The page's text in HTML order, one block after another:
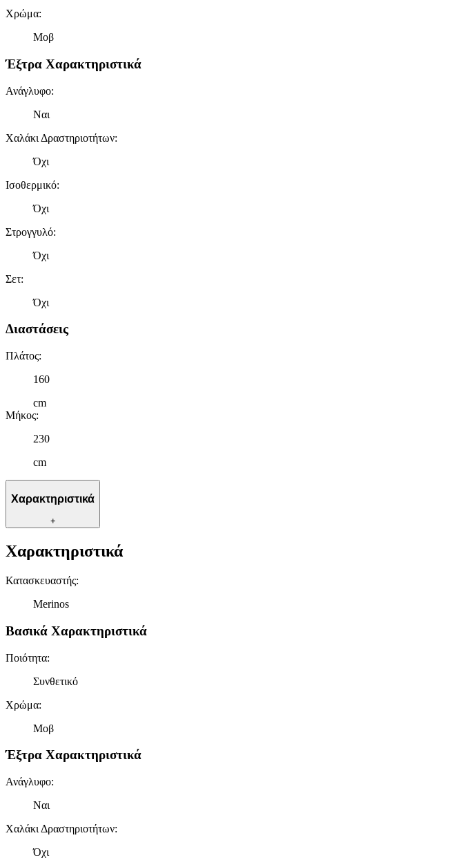
Χρώμα:
Μοβ
Έξτρα Χαρακτηριστικά
Ανάγλυφο:
Ναι
Χαλάκι Δραστηριοτήτων:
Όχι
Ισοθερμικό:
Όχι
Στρογγυλό:
Όχι
Σετ:
Όχι
Διαστάσεις
Πλάτος:
160
cm
Μήκος:
230
cm
Χαρακτηριστικά
+
Χαρακτηριστικά
Κατασκευαστής:
Merinos
Βασικά Χαρακτηριστικά
Ποιότητα:
Συνθετικό
Χρώμα:
Μοβ
Έξτρα Χαρακτηριστικά
Ανάγλυφο:
Ναι
Χαλάκι Δραστηριοτήτων:
Όχι